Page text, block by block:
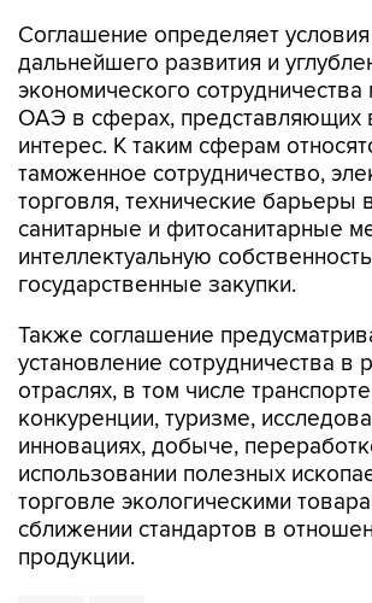
Соглашение определяет
дальнейшего развития и
экономического
ОАЭ в сферах, представляющих
интерес. К таким сферам
таможенное сотрудничество,
торговля, технические барьеры
санитарные и фитосанитарные
интеллектуальную
государственные закупки.
Также соглашение
установление сотрудничества в
отраслях, в том числе
конкуренции, туризме,
инновациях, добыче,
использовании полезных
торговле экологическими
сближении стандартов в
продукции.